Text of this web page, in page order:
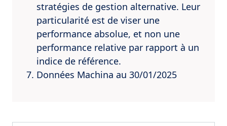
stratégies de gestion alternative. Leur
particularité est de viser une
performance absolue, et non une
performance relative par rapport à un
indice de référence.
Données Machina au 30/01/2025